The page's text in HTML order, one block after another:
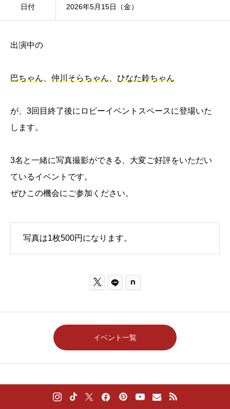
日付 2026年5月15日（金）
出演中の
巴ちゃん 仲川そらちゃん ひなた鈴ちゃん
が、3回目終了後にロビーイベントスペースに登場いた
します。
3名と一緒に写真撮影ができる、大変ご好評をいただい
ているイベントです。
ぜひこの機会にご参加ください。
写真は1枚500円になります。

イベント一覧